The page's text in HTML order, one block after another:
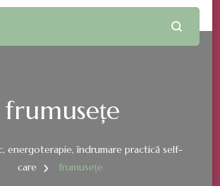
frumusețe
energoterapie, îndrumare practică self-
care
frumusețe